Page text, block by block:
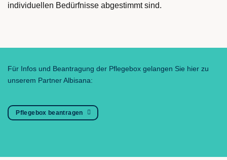
individuellen Bedürfnisse abgestimmt sind.
Für Infos und Beantragung der Pflegebox gelangen Sie hier zu
unserem Partner Albisana:
Pflegebox beantragen